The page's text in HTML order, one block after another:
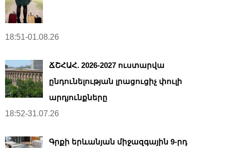
18:51-01.08.26
ՃՇՀԱՀ. 2026-2027 ուստարվա
ընդունելության լրացուցիչ փուլի
արդյունքները
18:52-31.07.26
Գրքի երևանյան միջազգային 9-րդ